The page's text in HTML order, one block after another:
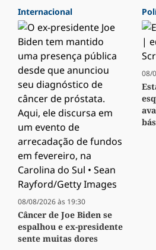
Internacional
08/08/2026 às 19:30
Câncer de Joe Biden se
espalhou e ex-presidente
sente muitas dores
08/